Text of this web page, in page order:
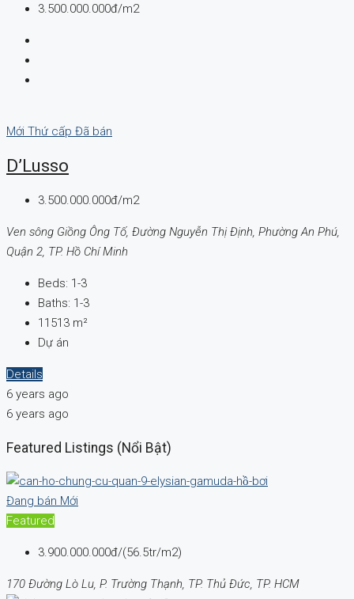
3.500.000.000đ/m2
Mới Thứ cấp Đã bán
D’Lusso
3.500.000.000đ/m2
Ven sông Giồng Ông Tố, Đường Nguyễn Thị Định, Phường An Phú,
Quận 2, TP. Hồ Chí Minh
Beds: 1-3
Baths: 1-3
11513 m²
Dự án
Details
6 years ago
6 years ago
Featured Listings (Nổi Bật)
Đang bán Mới
Featured
3.900.000.000đ/(56.5tr/m2)
170 Đường Lò Lu, P. Trường Thạnh, TP. Thủ Đức, TP. HCM